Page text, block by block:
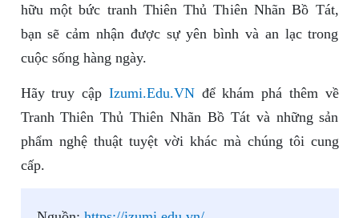
hữu một bức tranh Thiên Thủ Thiên Nhãn Bồ Tát,
bạn sẽ cảm nhận được sự yên bình và an lạc trong
cuộc sống hàng ngày.
Hãy truy cập Izumi.Edu.VNđể khám phá thêm về
Tranh Thiên Thủ Thiên Nhãn Bồ Tát và những sản
phẩm nghệ thuật tuyệt vời khác mà chúng tôi cung
cấp.